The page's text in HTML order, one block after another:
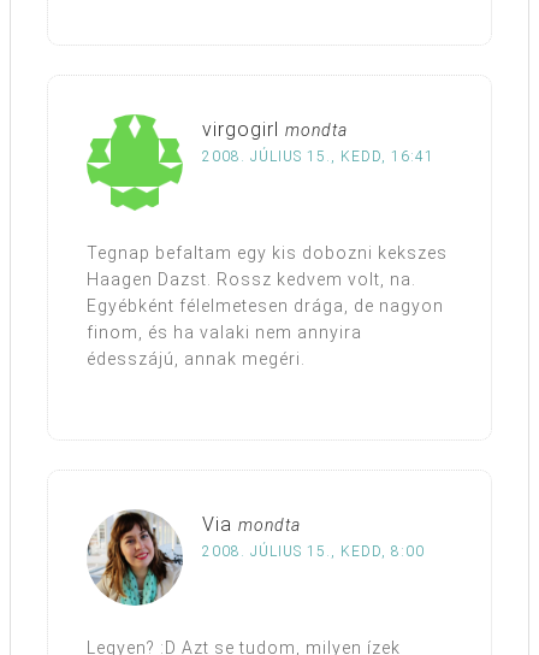
virgogirl mondta
2008. JÚLIUS 15., KEDD, 16:41
Tegnap befaltam egy kis dobozni kekszes
Haagen Dazst. Rossz kedvem volt, na.
Egyébként félelmetesen drága, de nagyon
finom, és ha valaki nem annyira
édesszájú, annak megéri.
Via mondta
2008. JÚLIUS 15., KEDD, 8:00
Legyen? :D Azt se tudom, milyen ízek